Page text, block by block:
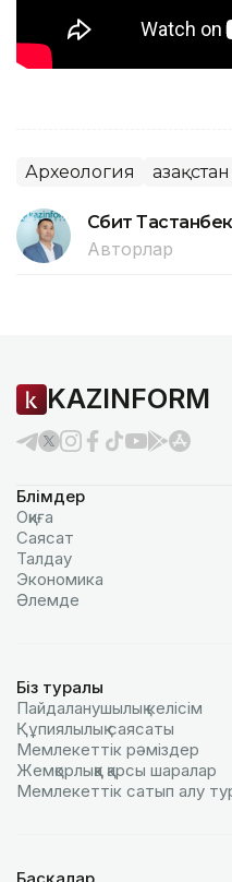
Археология
Сәбит Тастанбек
Авторлар
KAZINFORM
Бөлімдер
Оқиға
Саясат
Талдау
Экономика
Әлемде
Біз туралы
Пайдаланушылық келiciм
Құпиялылық саясаты
Мемлекеттік рәміздер
Жемқорлыққа қарсы шаралар
Мемлекеттік сатып алу